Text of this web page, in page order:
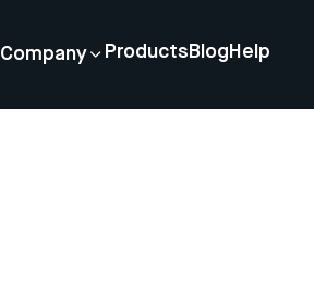
Company Products Blog Help